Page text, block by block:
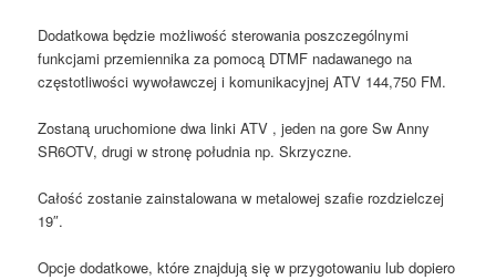
Dodatkowa będzie możliwość sterowania poszczególnymi
funkcjami przemiennika za pomocą DTMF nadawanego na
częstotliwości wywoławczej i komunikacyjnej ATV 144,750 FM.
Zostaną uruchomione dwa linki ATV , jeden na gore Sw Anny
SR6OTV, drugi w stronę południa np. Skrzyczne.
Całość zostanie zainstalowana w metalowej szafie rozdzielczej
19″.
Opcje dodatkowe, które znajdują się w przygotowaniu lub dopiero